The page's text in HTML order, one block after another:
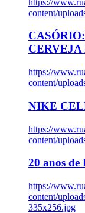
content/
CERVEJA
https://
content/
NIKE
https://
content/
20 anos
https://
content/
335x256.jpg